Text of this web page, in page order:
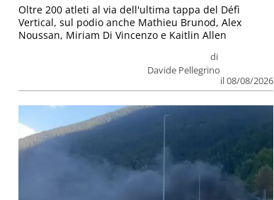
di
Davide Pellegrino
il 08/08/2026
Oltre 200 atleti al via dell'ultima tappa del Défì
Vertical, sul podio anche Mathieu Brunod, Alex
Noussan, Miriam Di Vincenzo e Kaitlin Allen